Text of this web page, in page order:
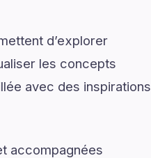
d’explorer
les concepts
avec des inspirations
accompagnées